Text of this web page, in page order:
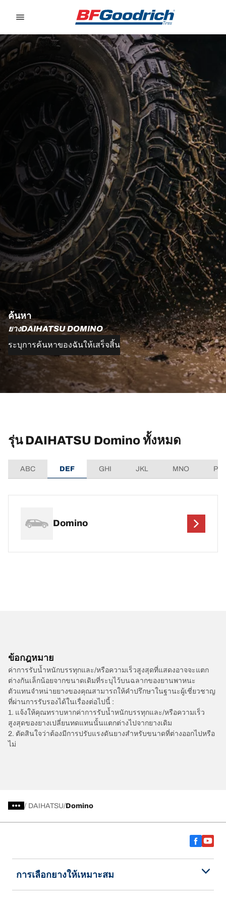
ค้นหา
ยางDAIHATSU DOMINO
ระบุการค้นหาของฉันให้เสร็จสิ้น
รุ่น DAIHATSU Domino ทั้งหมด
ABC DEF GHI JKL MNO
Domino
ข้อกฎหมาย
ค่าการรับน้ำหนักบรรทุกและ/หรือความเร็วสูงสุดที่แสดงอาจจะแตก
ต่างกันเล็กน้อยจากขนาดเดิมที่ระบุไว้บนฉลากของยานพาหนะ
ตัวแทนจำหน่ายยางของคุณสามารถให้คำปรึกษาในฐานะผู้เชี่ยวชาญ
ที่ผ่านการรับรองได้ในเรื่องต่อไปนี้ :
1. แจ้งให้คุณทราบหากค่าการรับน้ำหนักบรรทุกและ/หรือความเร็ว
สูงสุดของยางเปลี่ยนทดแทนนั้นแตกต่างไปจากยางเดิม
2. ตัดสินใจว่าต้องมีการปรับแรงดันยางสำหรับขนาดที่ต่างออกไปหรือ
ไม่
/ DAIHATSU Domino
การเลือกยางให้เหมาะสม